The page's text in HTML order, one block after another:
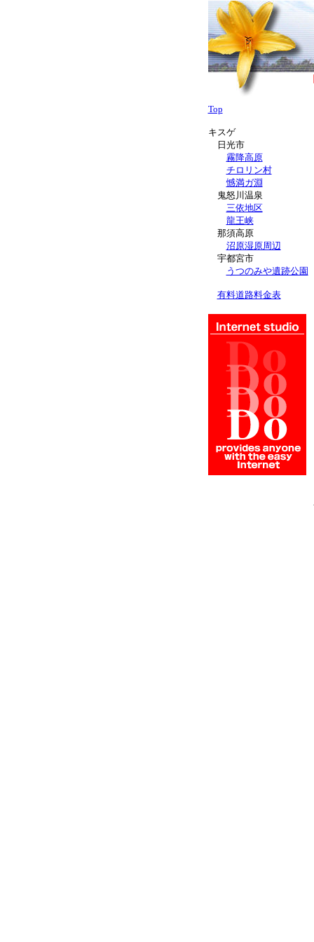
Top
キスゲ
日光市
霧降高原
チロリン村
憾満ガ淵
鬼怒川温泉
三依地区
龍王峡
那須高原
沼原湿原周辺
宇都宮市
うつのみや遺跡公園
有料道路料金表